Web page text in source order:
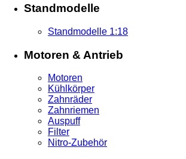
Standmodelle
Standmodelle 1:18
Motoren & Antrieb
Motoren
Kühlkörper
Zahnräder
Zahnriemen
Auspuff
Filter
Nitro-Zubehör